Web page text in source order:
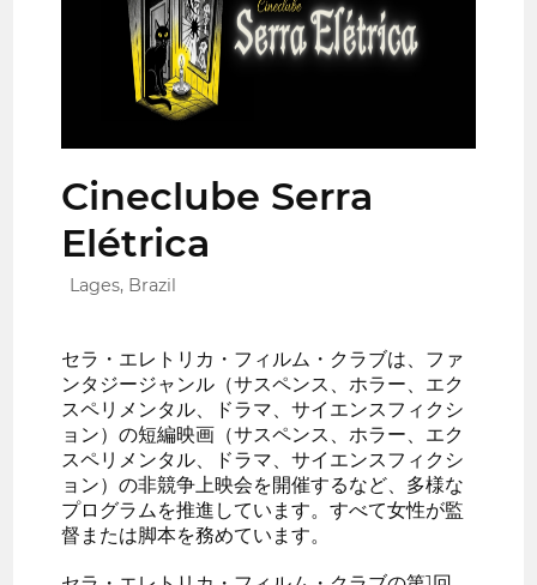
Cineclube Serra
Elétrica
Lages, Brazil
セラ・エレトリカ・フィルム・クラブは、ファ
ンタジージャンル（サスペンス、ホラー、エク
スペリメンタル、ドラマ、サイエンスフィクシ
ョン）の短編映画（サスペンス、ホラー、エク
スペリメンタル、ドラマ、サイエンスフィクシ
ョン）の非競争上映会を開催するなど、多様な
プログラムを推進しています。すべて女性が監
督または脚本を務めています。